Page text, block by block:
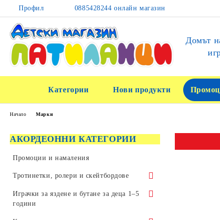
Профил 0885428244 онлайн магазин
Домът
Категории Нови продукти
АКОРДЕОННИ КАТЕГОРИИ
Промоции и намаления
Тротинетки, ролери и скейтбордове
Тротинетки за трикове и скачане
Играчки за яздене и бутане за деца 1–5
години
Начало Марки